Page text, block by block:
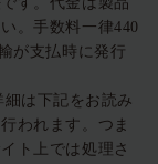
。手数料一律440
が支払時に発行
細は下記をお読み
われます。つま
ト上では処理さ